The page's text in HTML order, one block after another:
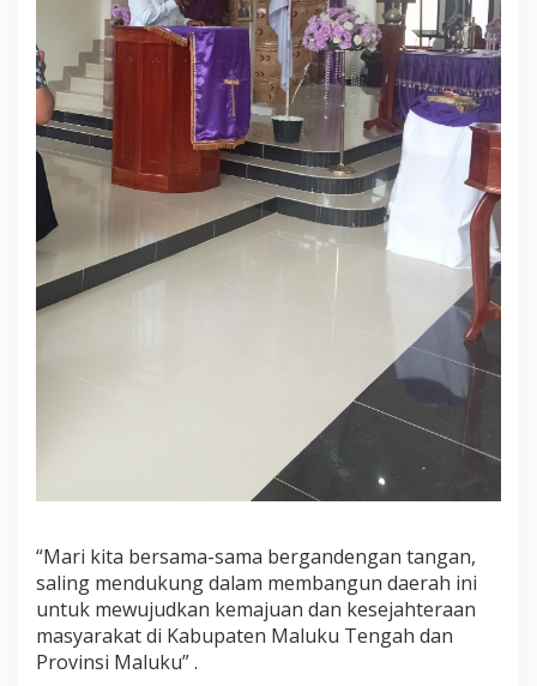
“Mari kita bersama-sama bergandengan tangan,
saling mendukung dalam membangun daerah ini
untuk mewujudkan kemajuan dan kesejahteraan
masyarakat di Kabupaten Maluku Tengah dan
Provinsi Maluku” .